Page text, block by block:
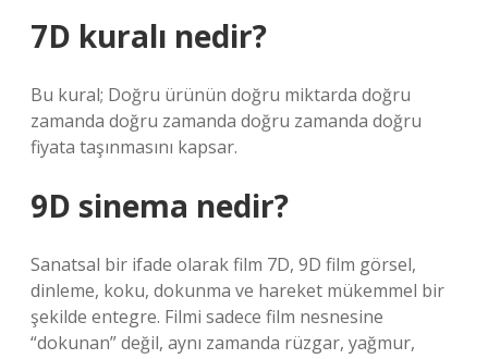
7D kuralı nedir?
Bu kural; Doğru ürünün doğru miktarda doğru
zamanda doğru zamanda doğru zamanda doğru
fiyata taşınmasını kapsar.
9D sinema nedir?
Sanatsal bir ifade olarak film 7D, 9D film görsel,
dinleme, koku, dokunma ve hareket mükemmel bir
şekilde entegre. Filmi sadece film nesnesine
“dokunan” değil, aynı zamanda rüzgar, yağmur,